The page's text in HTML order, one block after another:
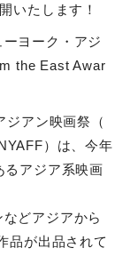
いたします！
ヨーク・アジ
the East Awar
ジアン映画祭（
）は、今年
るアジア系映画
どアジアから
品が出品されて